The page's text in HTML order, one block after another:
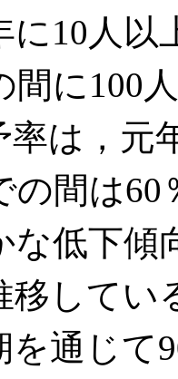
に10人
間に100
率は，元
の間は
な低下傾
移してい
を通じて